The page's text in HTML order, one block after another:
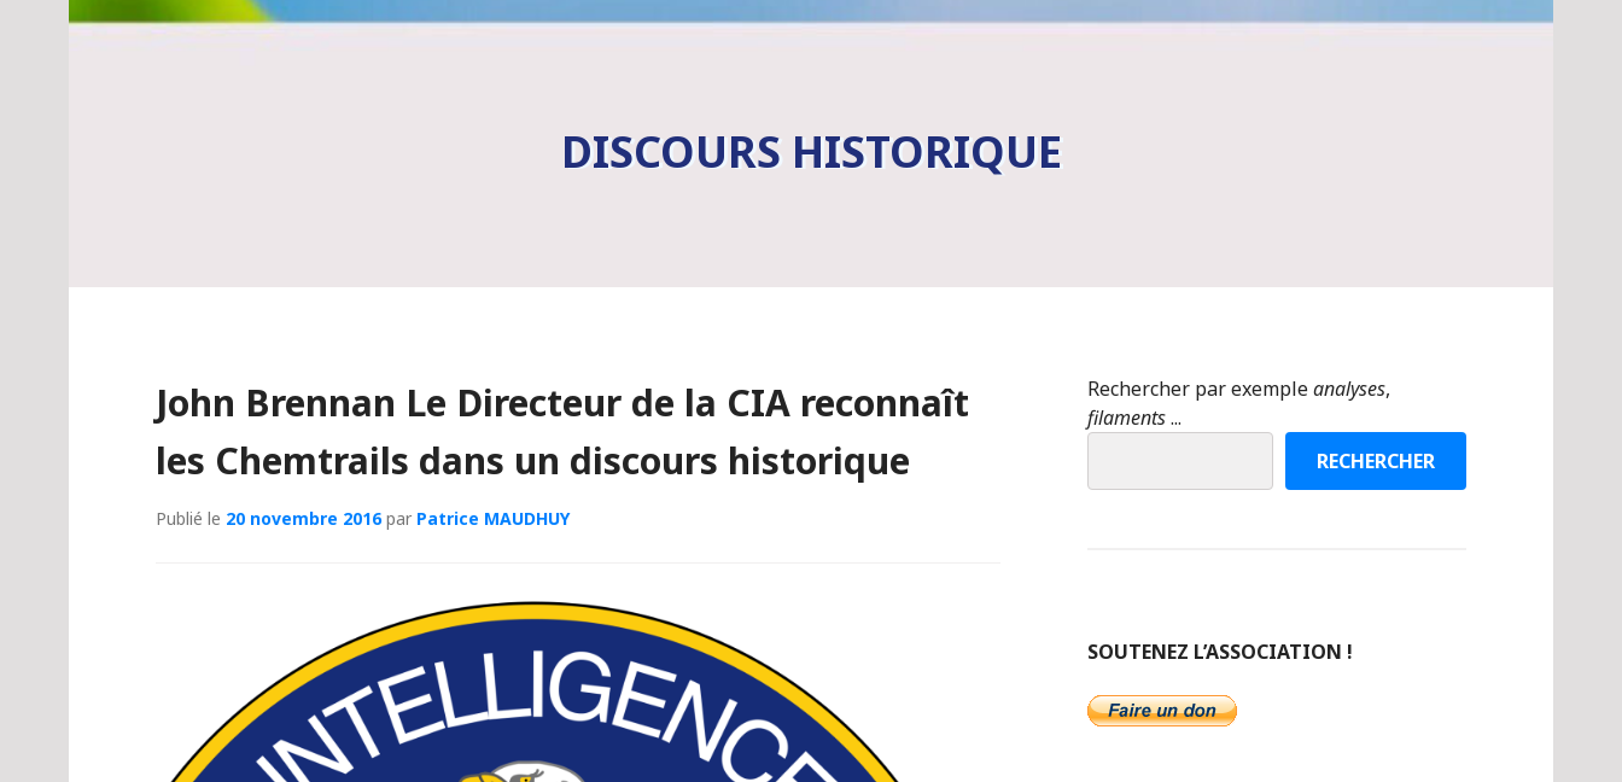
DISCOURS HISTORIQUE
John Brennan Le Directeur de la CIA reconnaît
les Chemtrails dans un discours historique
Publié le 20 novembre 2016par Patrice MAUDHUY
Rechercher par exempleanalyses,
filaments...
RECHERCHER
SOUTENEZ L’ASSOCIATION !